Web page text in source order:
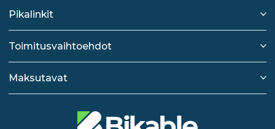
Pikalinkit
Toimitusvaihtoehdot
Maksutavat